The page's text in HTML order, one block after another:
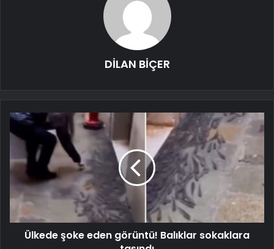
DİLAN BİÇER
Ülkede şoke eden görüntü! Balıklar sokaklara